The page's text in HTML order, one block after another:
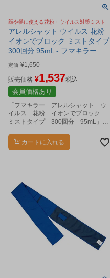
顔や髪に使える花粉・ウイルス対策ミスト
アレルシャット ウイルス 花粉
イオンでブロック ミストタイプ
300回分 95mL - フマキラー
定価 ¥1,650
販売価格 ¥1,537税込
会員価格あり
「フマキラー アレルシャット ウ
イルス 花粉 イオンでブロック
ミストタイプ 300回分 95mL」
だけで、陽イオンポリマー（プラス
イオン）が顔や髪全体をコートしま
カートに入れる